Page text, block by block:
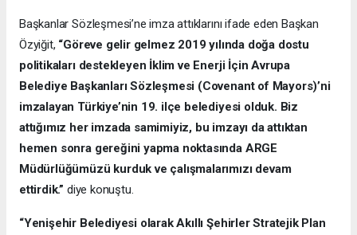
Başkanlar Sözleşmesi’ne imza attıklarını ifade eden Başkan
Özyiğit, “Göreve gelir gelmez 2019 yılında doğa dostu
politikaları destekleyen İklim ve Enerji İçin Avrupa
Belediye Başkanları Sözleşmesi (Covenant of Mayors)’ni
imzalayan Türkiye’nin 19. ilçe belediyesi olduk. Biz
attığımız her imzada samimiyiz, bu imzayı da attıktan
hemen sonra gereğini yapma noktasında ARGE
Müdürlüğümüzü kurduk ve çalışmalarımızı devam
ettirdik.” diye konuştu.
“Yenişehir Belediyesi olarak Akıllı Şehirler Stratejik Plan